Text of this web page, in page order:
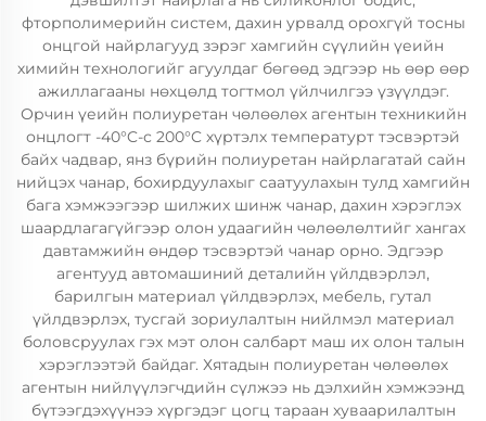
фторполимерийн систем, дахин урвалд орохгүй тосны
онцгой найрлагууд зэрэг хамгийн сүүлийн үеийн
химийн технологийг агуулдаг бөгөөд эдгээр нь өөр өөр
ажиллагааны нөхцөлд тогтмол үйлчилгээ үзүүлдэг.
Орчин үеийн полиуретан чөлөөлөх агентын техникийн
онцлогт -40°C-с 200°C хүртэлх температурт тэсвэртэй
байх чадвар, янз бүрийн полиуретан найрлагатай сайн
нийцэх чанар, бохирдуулахыг саатуулахын тулд хамгийн
бага хэмжээгээр шилжих шинж чанар, дахин хэрэглэх
шаардлагагүйгээр олон удаагийн чөлөөлөлтийг хангах
давтамжийн өндөр тэсвэртэй чанар орно. Эдгээр
агентууд автомашиний деталийн үйлдвэрлэл,
барилгын материал үйлдвэрлэх, мебель, гутал
үйлдвэрлэх, тусгай зориулалтын нийлмэл материал
боловсруулах гэх мэт олон салбарт маш их олон талын
хэрэглээтэй байдаг. Хятадын полиуретан чөлөөлөх
агентын нийлүүлэгчдийн сүлжээ нь дэлхийн хэмжээнд
бүтээгдэхүүнээ хүргэдэг цогц тараан хуваарилалтын